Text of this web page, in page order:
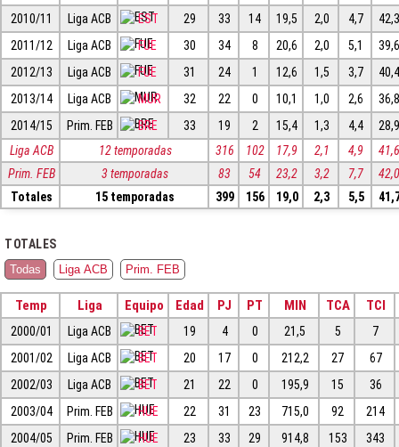
2010/11
Liga ACB EST 29 33 14 19,5 2,0 4,7
2011/12
Liga ACB FUE 30 34 8 20,6 2,0 5,1
2012/13
Liga ACB FUE 31 24 1 12,6 1,5 3,7
2013/14
Liga ACB MUR 32 22 0 10,1 1,0 2,6
2014/15
Prim. FEB BRE 33 19 2 15,4 1,3 4,4
Liga ACB
12 temporadas 316 102 17,9 2,1 4,9
Prim. FEB
3 temporadas 83 54 23,2 3,2 7,7
Totales
15 temporadas 399 156 19,0 2,3 5,5
TOTALES
Todas Liga ACB Prim. FEB
Temp Liga Equipo Edad PJ PT MIN TCA TCI
2000/01 Liga ACB BET 19 4 0 21,5 5
7
2001/02
Liga ACB BET 20 17 0 212,2 27
67
2002/03
Liga ACB BET 21 22 0 195,9 15
36
2003/04
Prim. FEB HUE 22 31 23 715,0 92
214
2004/05
Prim. FEB HUE 23 33 29 914,8 153
343